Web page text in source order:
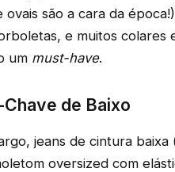
ovais são a cara da
e muitos colares
um must-have.
de Baixo
jeans de cintura
oversized com